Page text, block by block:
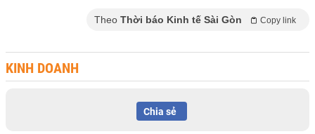
Theo Thời báo Kinh tế Sài Gòn Copy link
KINH DOANH
Chia sẻ